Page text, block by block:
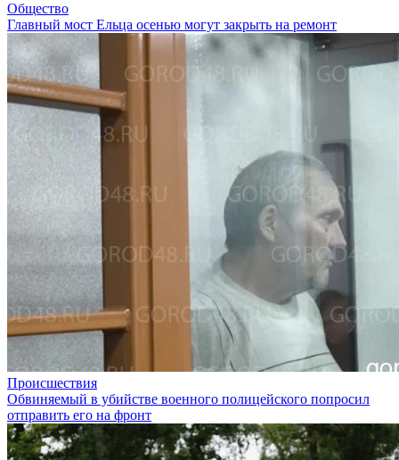
Общество
Главный мост Ельца осенью могут закрыть на ремонт
Происшествия
Обвиняемый в убийстве военного полицейского попросил
отправить его на фронт